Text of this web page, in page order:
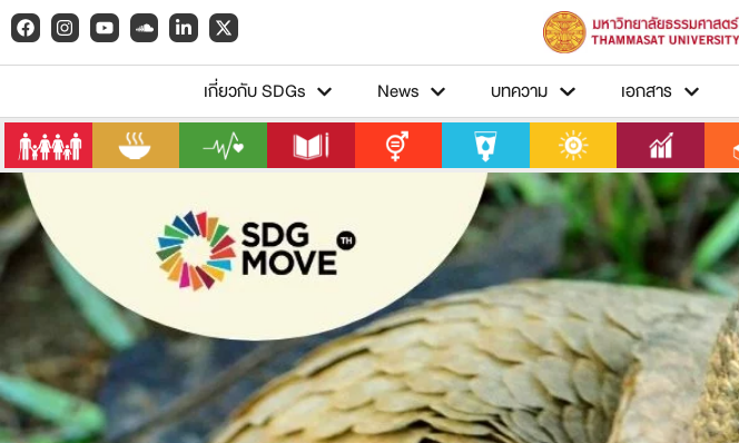
เกี่ยวกับ SDGs News บทความ เอกสาร